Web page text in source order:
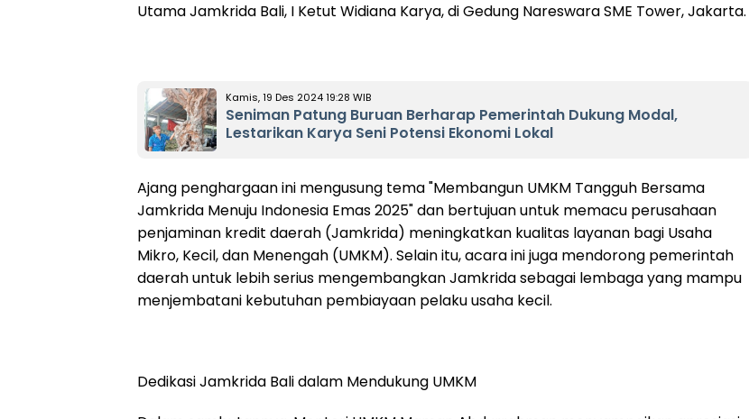
Utama Jamkrida Bali, I Ketut Widiana Karya, di Gedung Nareswara SME Tower, Jakarta.
Kamis, 19 Des 2024 19:28 WIB
Seniman Patung Buruan Berharap Pemerintah Dukung Modal,
Lestarikan Karya Seni Potensi Ekonomi Lokal
Ajang penghargaan ini mengusung tema "Membangun UMKM Tangguh Bersama
Jamkrida Menuju Indonesia Emas 2025" dan bertujuan untuk memacu perusahaan
penjaminan kredit daerah (Jamkrida) meningkatkan kualitas layanan bagi Usaha
Mikro, Kecil, dan Menengah (UMKM). Selain itu, acara ini juga mendorong pemerintah
daerah untuk lebih serius mengembangkan Jamkrida sebagai lembaga yang mampu
menjembatani kebutuhan pembiayaan pelaku usaha kecil.
Dedikasi Jamkrida Bali dalam Mendukung UMKM